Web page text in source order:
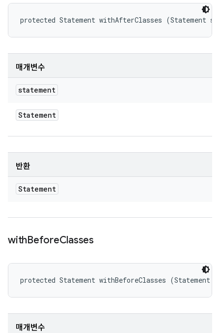
protected Statement withAfterClasses (Statement
매개변수
statement
Statement
반환
Statement
withBeforeClasses
protected Statement withBeforeClasses (Statement
매개변수